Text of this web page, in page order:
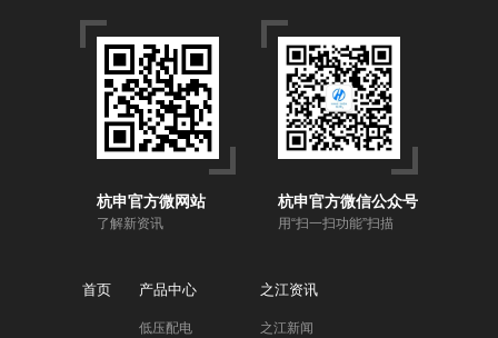
杭申官方微网站
了解新资讯
杭申官方微信公众号
用“扫一扫功能”扫描
首页 产品中心
低压配电
之江资讯
之江新闻